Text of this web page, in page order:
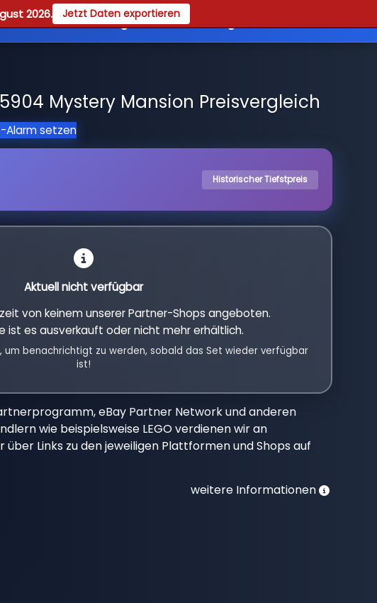
2026. Jetzt Daten exportieren
Guides Registrieren
Mystery Mansion Preisvergleich
Alarm setzen
Historischer Tiefstpreis
Aktuell nicht verfügbar
von keinem unserer Partner-Shops angeboten.
ist es ausverkauft oder nicht mehr erhältlich.
um benachrichtigt zu werden, sobald das Set wieder verfügbar
ist!
eBay Partner Network und anderen
wie beispielsweise LEGO verdienen wir an
über Links zu den jeweiligen Plattformen und Shops auf
weitere Informationen